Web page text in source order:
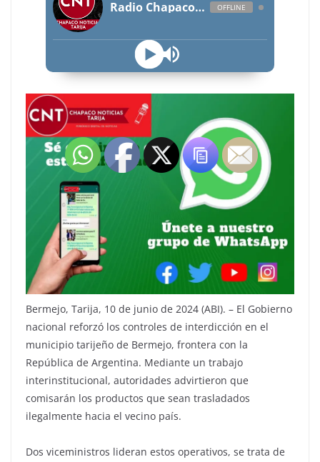
Radio Chapaco Noticias Las 24 horas en vivo OFFLINE
Bermejo, Tarija, 10 de junio de 2024 (ABI). – El Gobierno
nacional reforzó los controles de interdicción en el
municipio tarijeño de Bermejo, frontera con la
República de Argentina. Mediante un trabajo
interinstitucional, autoridades advirtieron que
comisarán los productos que sean trasladados
ilegalmente hacia el vecino país.
Dos viceministros lideran estos operativos, se trata de